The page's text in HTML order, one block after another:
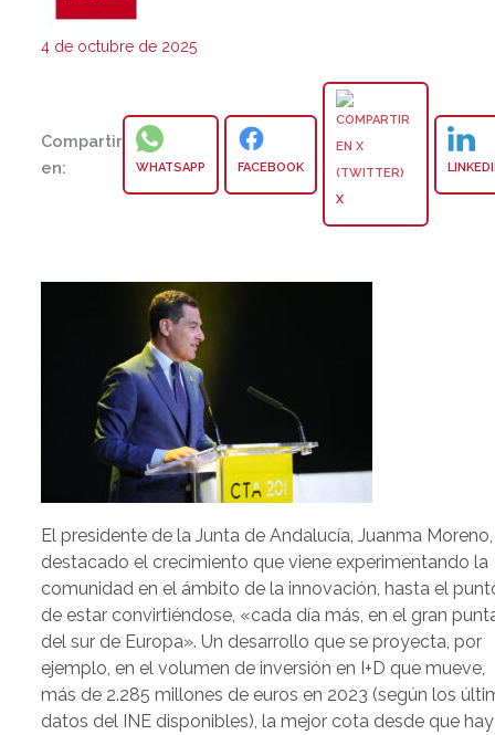
4 de octubre de 2025
Compartir
en:
WHATSAPP FACEBOOK
X
El presidente de la Junta de Andalucía, Juanma
destacado el crecimiento que viene experimentando la
comunidad en el ámbito de la innovación, hasta el
de estar convirtiéndose, «cada día más, en el gran
del sur de Europa». Un desarrollo que se proyecta, por
ejemplo, en el volumen de inversión en I+D que mueve,
más de 2.285 millones de euros en 2023 (según los
datos del INE disponibles), la mejor cota desde que hay